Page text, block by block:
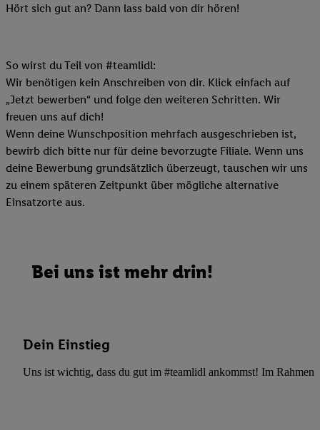
Hört sich gut an? Dann lass bald von dir hören!
So wirst du Teil von #teamlidl:
Wir benötigen kein Anschreiben von dir. Klick einfach auf
„Jetzt bewerben“ und folge den weiteren Schritten. Wir
freuen uns auf dich!
Wenn deine Wunschposition mehrfach ausgeschrieben ist,
bewirb dich bitte nur für deine bevorzugte Filiale. Wenn uns
deine Bewerbung grundsätzlich überzeugt, tauschen wir uns
zu einem späteren Zeitpunkt über mögliche alternative
Einsatzorte aus.
Bei uns ist mehr drin!
Dein Einstieg
Uns ist wichtig, dass du gut im #teamlidl ankommst! Im Rahmen